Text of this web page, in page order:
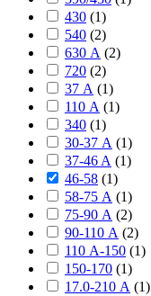
430 (1)
540 (2)
630 А (2)
720 (2)
37 А (1)
110 А (1)
340 (1)
30-37 А (1)
37-46 A (1)
46-58 (1)
58-75 А (1)
75-90 А (2)
90-110 А (2)
110 А-150 (1)
150-170 (1)
17.0-210 А (1)